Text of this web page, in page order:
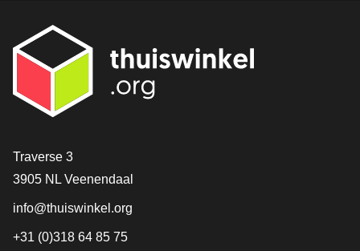
Contact
Traverse 3
3905 NL Veenendaal
info@thuiswinkel.org
+31 (0)318 64 85 75